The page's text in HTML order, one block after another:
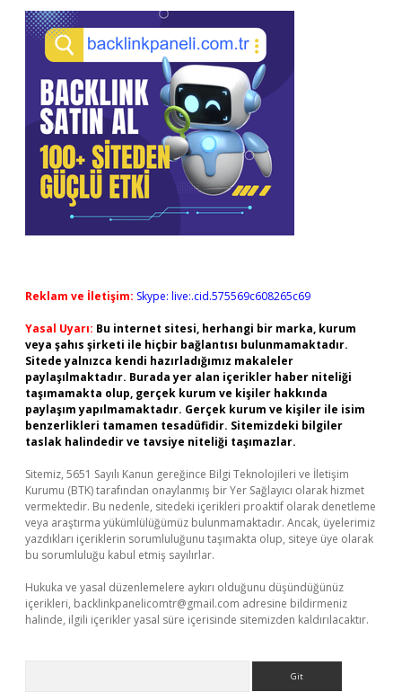
Reklam ve İletişim: Skype: live:.cid.575569c608265c69
Yasal Uyarı: Bu internet sitesi, herhangi bir marka, kurum
veya şahıs şirketi ile hiçbir bağlantısı bulunmamaktadır.
Sitede yalnızca kendi hazırladığımız makaleler
paylaşılmaktadır. Burada yer alan içerikler haber niteliği
taşımamakta olup, gerçek kurum ve kişiler hakkında
paylaşım yapılmamaktadır. Gerçek kurum ve kişiler ile isim
benzerlikleri tamamen tesadüfidir. Sitemizdeki bilgiler
taslak halindedir ve tavsiye niteliği taşımazlar.
Sitemiz, 5651 Sayılı Kanun gereğince Bilgi Teknolojileri ve İletişim
Kurumu (BTK) tarafından onaylanmış bir Yer Sağlayıcı olarak hizmet
vermektedir. Bu nedenle, sitedeki içerikleri proaktif olarak denetleme
veya araştırma yükümlülüğümüz bulunmamaktadır. Ancak, üyelerimiz
yazdıkları içeriklerin sorumluluğunu taşımakta olup, siteye üye olarak
bu sorumluluğu kabul etmiş sayılırlar.
Hukuka ve yasal düzenlemelere aykırı olduğunu düşündüğünüz
içerikleri, backlinkpanelicomtr@gmail.com adresine bildirmeniz
halinde, ilgili içerikler yasal süre içerisinde sitemizden kaldırılacaktır.